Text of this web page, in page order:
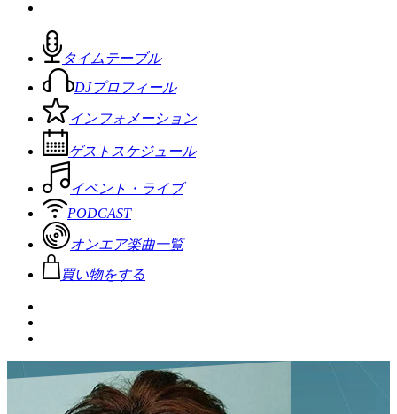
タイムテーブル
DJプロフィール
インフォメーション
ゲストスケジュール
イベント・ライブ
PODCAST
オンエア楽曲一覧
買い物をする